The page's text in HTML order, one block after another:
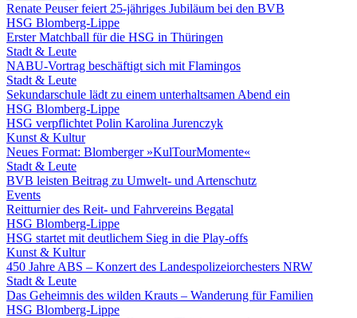
Renate Peuser feiert 25-jähriges Jubiläum bei den BVB
HSG Blomberg-Lippe
Erster Matchball für die HSG in Thüringen
Stadt & Leute
NABU-Vortrag beschäftigt sich mit Flamingos
Stadt & Leute
Sekundarschule lädt zu einem unterhaltsamen Abend ein
HSG Blomberg-Lippe
HSG verpflichtet Polin Karolina Jurenczyk
Kunst & Kultur
Neues Format: Blomberger »KulTourMomente«
Stadt & Leute
BVB leisten Beitrag zu Umwelt- und Artenschutz
Events
Reitturnier des Reit- und Fahrvereins Begatal
HSG Blomberg-Lippe
HSG startet mit deutlichem Sieg in die Play-offs
Kunst & Kultur
450 Jahre ABS – Konzert des Landespolizeiorchesters NRW
Stadt & Leute
Das Geheimnis des wilden Krauts – Wanderung für Familien
HSG Blomberg-Lippe